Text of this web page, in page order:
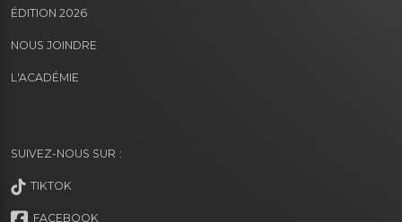
ÉDITION 2026
NOUS JOINDRE
L'ACADÉMIE
SUIVEZ-NOUS SUR :
TIKTOK
FACEBOOK